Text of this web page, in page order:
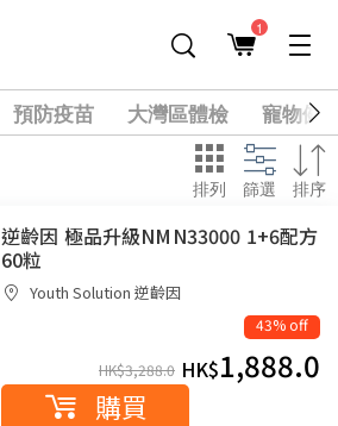
1
預防疫苗 大灣區體檢 寵物健
排列 篩選 排序
逆齡因 極品升級NMN33000 1+6配方
60粒
Youth Solution 逆齡因
43% off
HK$3,288.0 HK$1,888.0
購買